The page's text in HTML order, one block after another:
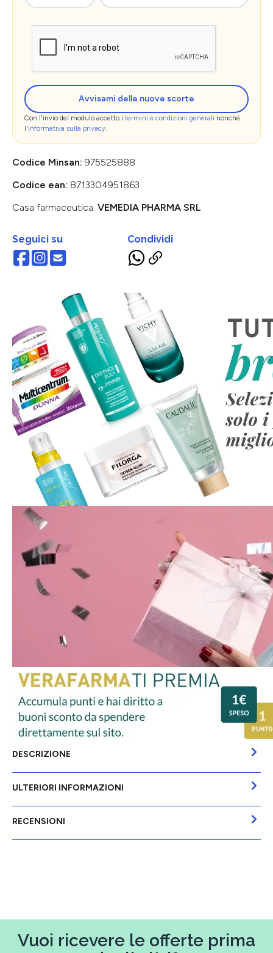
Avvisami delle nuove scorte
Con l'invio del modulo accetto i termini e condizioni generali nonché
l'informativa sulla privacy.
Codice Minsan: 975525888
Codice ean: 8713304951863
Casa farmaceutica: VEMEDIA PHARMA SRL
Seguici su Condividi
DESCRIZIONE
ULTERIORI INFORMAZIONI
RECENSIONI
Vuoi ricevere le offerte prima